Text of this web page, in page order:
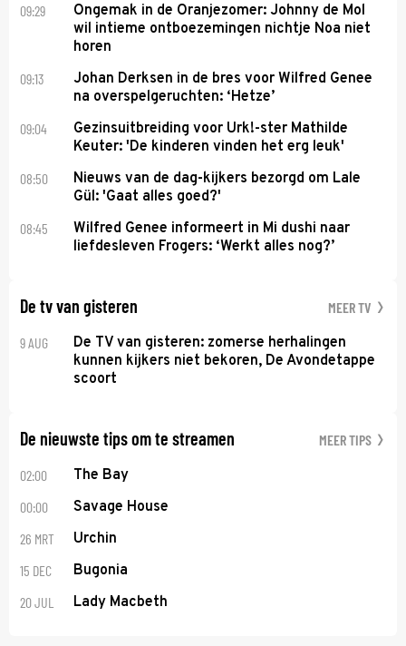
09:29
Ongemak in de Oranjezomer: Johnny de Mol
wil intieme ontboezemingen nichtje Noa niet
horen
09:13
Johan Derksen in de bres voor Wilfred Genee
na overspelgeruchten: ‘Hetze’
09:04
Gezinsuitbreiding voor Urk!-ster Mathilde
Keuter: 'De kinderen vinden het erg leuk'
08:50
Nieuws van de dag-kijkers bezorgd om Lale
Gül: 'Gaat alles goed?'
08:45
Wilfred Genee informeert in Mi dushi naar
liefdesleven Frogers: ‘Werkt alles nog?’
De tv van gisteren MEER TV
9 AUG
De TV van gisteren: zomerse herhalingen
kunnen kijkers niet bekoren, De Avondetappe
scoort
De nieuwste tips om te streamen MEER TIPS
02:00 The Bay
00:00 Savage House
26 MRT Urchin
15 DEC Bugonia
20 JUL Lady Macbeth